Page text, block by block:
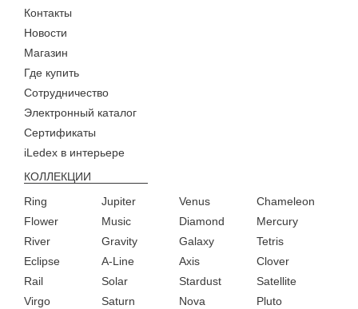
Контакты
Новости
Магазин
Где купить
Сотрудничество
Электронный каталог
Сертификаты
iLedex в интерьере
КОЛЛЕКЦИИ
Ring
Flower
Jupiter
Music
Venus
Diamond
Chameleon
Mercury
River
Eclipse
Gravity
A-Line
Galaxy
Axis
Tetris
Clover
Rail
Virgo
Solar
Saturn
Stardust
Nova
Satellite
Pluto